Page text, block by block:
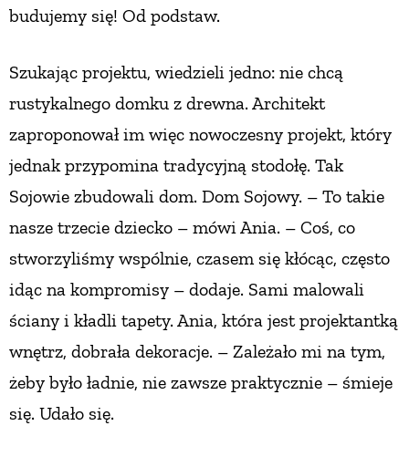
budujemy się! Od podstaw.
Szukając projektu, wiedzieli jedno: nie chcą
rustykalnego domku z drewna. Architekt
zaproponował im więc nowoczesny projekt, który
jednak przypomina tradycyjną stodołę. Tak
Sojowie zbudowali dom. Dom Sojowy. – To takie
nasze trzecie dziecko – mówi Ania. – Coś, co
stworzyliśmy wspólnie, czasem się kłócąc, często
idąc na kompromisy – dodaje. Sami malowali
ściany i kładli tapety. Ania, która jest projektantką
wnętrz, dobrała dekoracje. – Zależało mi na tym,
żeby było ładnie, nie zawsze praktycznie – śmieje
się. Udało się.
ZWYCZAJE
ZRÓB TO SAM
PRZEPISY
ŚNIADANIA
PRZYSTAWKI
ZUPY
DANIA GŁÓWNE